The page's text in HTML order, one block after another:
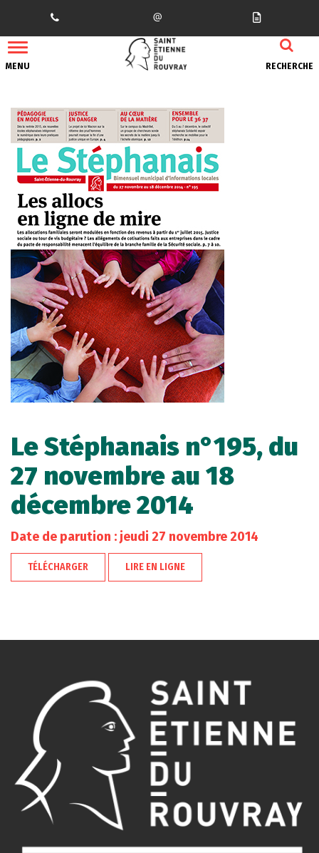
MENU RECHERCHE
Le Stéphanais n°195, du
27 novembre au 18
décembre 2014
Date de parution : jeudi 27 novembre 2014
TÉLÉCHARGER LIRE EN LIGNE